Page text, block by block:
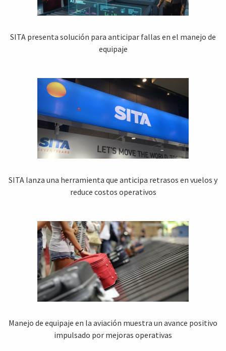
SITA presenta solución para anticipar fallas en el manejo de
equipaje
SITA lanza una herramienta que anticipa retrasos en vuelos y
reduce costos operativos
Manejo de equipaje en la aviación muestra un avance positivo
impulsado por mejoras operativas